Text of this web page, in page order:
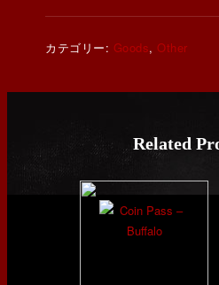
カテゴリー: Goods,Other
Related